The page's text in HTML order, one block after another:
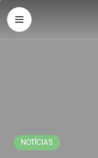
NOTÍCIAS